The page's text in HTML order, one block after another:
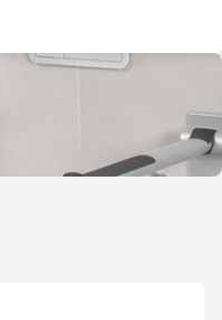
umschalten
Ratgeber umschalten